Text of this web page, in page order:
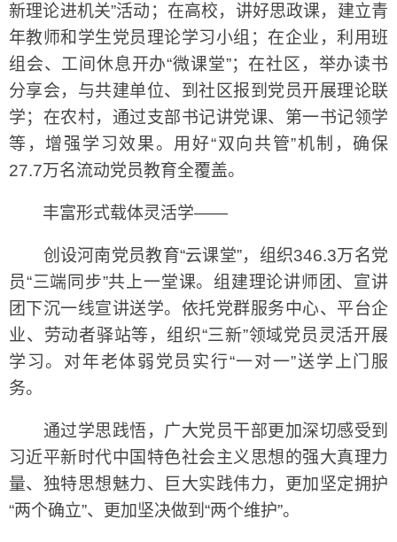
新理论进机关”活动；在高校，讲好思政课，建立青
年教师和学生党员理论学习小组；在企业，利用班
组会、工间休息开办“微课堂”；在社区，举办读书
分享会，与共建单位、到社区报到党员开展理论联
学；在农村，通过支部书记讲党课、第一书记领学
等，增强学习效果。用好“双向共管”机制，确保
27.7万名流动党员教育全覆盖。
丰富形式载体灵活学——
创设河南党员教育“云课堂”，组织346.3万名党
员“三端同步”共上一堂课。组建理论讲师团、宣讲
团下沉一线宣讲送学。依托党群服务中心、平台企
业、劳动者驿站等，组织“三新”领域党员灵活开展
学习。对年老体弱党员实行“一对一”送学上门服
务。
通过学思践悟，广大党员干部更加深切感受到
习近平新时代中国特色社会主义思想的强大真理力
量、独特思想魅力、巨大实践伟力，更加坚定拥护
“两个确立”、更加坚决做到“两个维护”。